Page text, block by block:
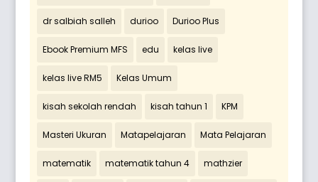
dr salbiah salleh durioo Durioo Plus
Ebook Premium MFS edu kelas live
kelas live RM5 Kelas Umum
kisah sekolah rendah kisah tahun 1 KPM
Masteri Ukuran Matapelajaran Mata Pelajaran
matematik matematik tahun 4 mathzier